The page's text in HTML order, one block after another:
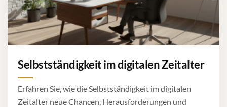
Selbstständigkeit im digitalen Zeitalter
Erfahren Sie, wie die Selbstständigkeit im digitalen
Zeitalter neue Chancen, Herausforderungen und